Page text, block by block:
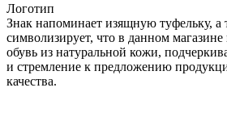
Логотип
Знак напоминает изящную туфельку, а
символизирует, что в данном магазине
обувь из натуральной кожи,
и стремление к предложению
качества.